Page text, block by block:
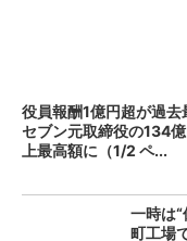
役員報酬1億円超が過
セブン元取締役の134
上最高額に（1/2 ペ...
一時は
町工場